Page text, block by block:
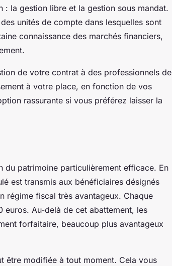
la gestion libre et la gestion sous mandat.
unités de compte dans lesquelles sont
connaissance des marchés financiers,
de votre contrat à des professionnels de
à votre place, en fonction de vos
rassurante si vous préférez laisser la
du patrimoine particulièrement efficace. En
est transmis aux bénéficiaires désignés
régime fiscal très avantageux. Chaque
euros. Au-delà de cet abattement, les
forfaitaire, beaucoup plus avantageux
être modifiée à tout moment. Cela vous